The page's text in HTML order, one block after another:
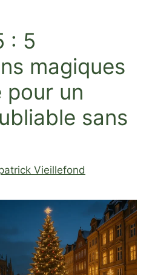
: 5
magiques
pour un
sans
Vieillefond